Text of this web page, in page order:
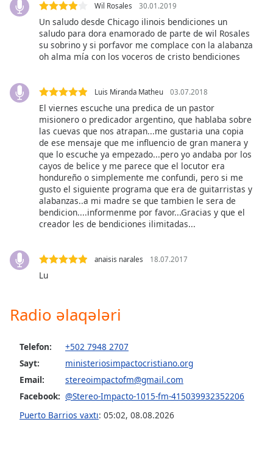
Audio
This
Beginning
cancel
and
window.
Color
Opacity
Wil Rosales 30.01.2019
Un saludo desde Chicago ilinois bendiciones un
saludo para dora enamorado de parte de wil Rosales
su sobrino y si porfavor me complace con la alabanza
oh alma mía con los voceros de cristo bendiciones
Luis Miranda Matheu 03.07.2018
El viernes escuche una predica de un pastor
misionero o predicador argentino, que hablaba sobre
las cuevas que nos atrapan...me gustaria una copia
de ese mensaje que me influencio de gran manera y
que lo escuche ya empezado...pero yo andaba por los
cayos de belice y me parece que el locutor era
hondureño o simplemente me confundi, pero si me
gusto el siguiente programa que era de guitarristas y
alabanzas..a mi madre se que tambien le sera de
bendicion....informenme por favor...Gracias y que el
creador les de bendiciones ilimitadas...
anaisis narales 18.07.2017
Lu
Radio əlaqələri
Telefon:
+502 7948 2707
Sayt:
ministeriosimpactocristiano.org
Email:
stereoimpactofm@gmail.com
Facebook: @Stereo-Impacto-1015-fm-415039932352206
Puerto Barrios vaxtı: 05:02, 08.08.2026